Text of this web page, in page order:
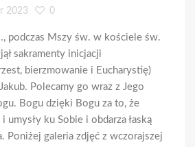
2023 0
podczas Mszy św. w kościele św.
sakramenty inicjacji
bierzmowanie i Eucharystię)
Polecamy go wraz z Jego
Bogu dzięki Bogu za to, że
umysły ku Sobie i obdarza łaską
Poniżej galeria zdjęć z wczorajszej